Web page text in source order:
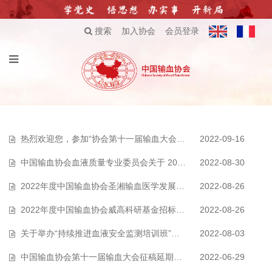
搜索 加入协会 会员登录
热烈欢迎您，参加“协会第十一届输血大会”！ 2022-09-16
中国输血协会血液质量专业委员会关于 2022 年 团体标准立项的通告 2022-08-30
2022年度中国输血协会圣湘输血医学发展基金资助公告 2022-08-26
2022年度中国输血协会威高科研基金招标公告 2022-08-26
关于举办“持续推进血液安全监测培训班”的通知 2022-08-03
中国输血协会第十一届输血大会征稿延期通知 2022-06-29